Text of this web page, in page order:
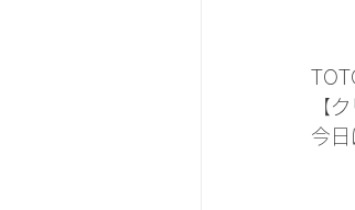
【
今